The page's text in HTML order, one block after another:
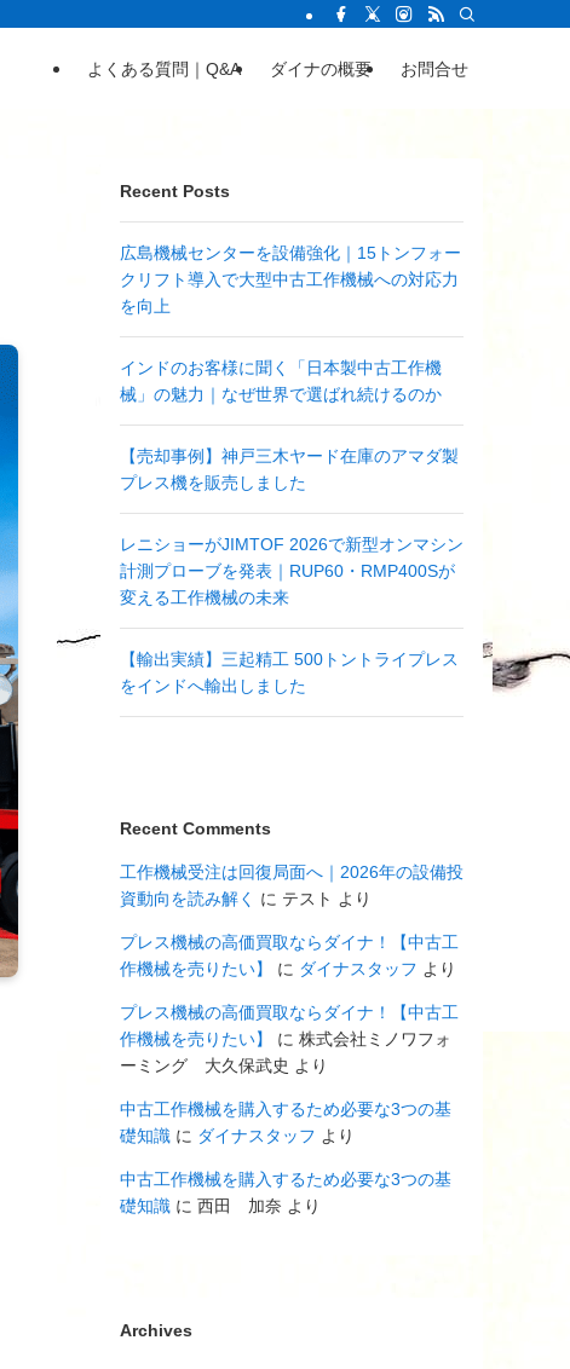
よくある質問｜Q&A ダイナの概要 お問合せ
Recent Posts
広島機械センターを設備強化｜15トンフォー
クリフト導入で大型中古工作機械への対応力
を向上
インドのお客様に聞く「日本製中古工作機
械」の魅力｜なぜ世界で選ばれ続けるのか
【売却事例】神戸三木ヤード在庫のアマダ製
プレス機を販売しました
レニショーがJIMTOF 2026で新型オンマシン
計測プローブを発表｜RUP60・RMP400Sが
変える工作機械の未来
【輸出実績】三起精工 500トントライプレス
をインドへ輸出しました
Recent Comments
工作機械受注は回復局面へ｜2026年の設備投
資動向を読み解く
に テスト より
プレス機械の高価買取ならダイナ！【中古工
作機械を売りたい】
に ダイナスタッフ より
プレス機械の高価買取ならダイナ！【中古工
作機械を売りたい】
に 株式会社ミノワフォ
ーミング 大久保武史 より
中古工作機械を購入するため必要な3つの基
礎知識 に ダイナスタッフ より
中古工作機械を購入するため必要な3つの基
礎知識 に 西田 加奈 より
Archives